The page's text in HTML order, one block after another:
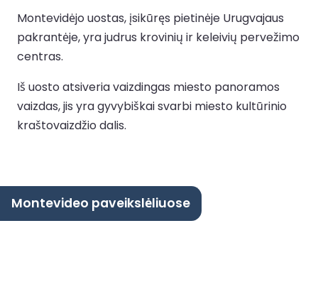
Montevidėjo uostas, įsikūręs pietinėje Urugvajaus
pakrantėje, yra judrus krovinių ir keleivių pervežimo
centras.
Iš uosto atsiveria vaizdingas miesto panoramos
vaizdas, jis yra gyvybiškai svarbi miesto kultūrinio
kraštovaizdžio dalis.
Montevideo paveikslėliuose